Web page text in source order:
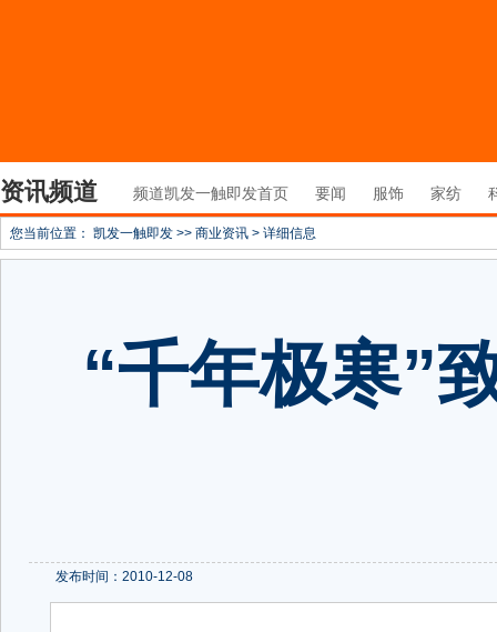
资讯频道 频道凯发一触即发首页 要闻 服饰 家纺
您当前位置： 凯发一触即发 >> 商业资讯 > 详细信息
“千年极寒”
发布时间：2010-12-08